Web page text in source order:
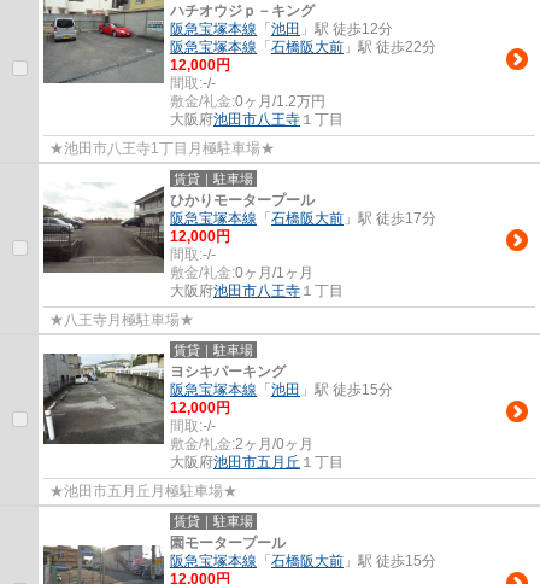
ハチオウジｐ－キング
阪急宝塚本線 「 池田 」駅 徒歩12分
阪急宝塚本線 「 石橋阪大前 」駅 徒歩22分
12,000円
間取:-/-
敷金/礼金:0ヶ月/1.2万円
大阪府池田市八王寺 １丁目
★池田市八王寺1丁目月極駐車場★
賃貸｜駐車場
ひかりモータープール
阪急宝塚本線 「 石橋阪大前 」駅 徒歩17分
12,000円
間取:-/-
敷金/礼金:0ヶ月/1ヶ月
大阪府池田市八王寺 １丁目
★八王寺月極駐車場★
賃貸｜駐車場
ヨシキパーキング
阪急宝塚本線 「 池田 」駅 徒歩15分
12,000円
間取:-/-
敷金/礼金:2ヶ月/0ヶ月
大阪府池田市五月丘 １丁目
★池田市五月丘月極駐車場★
賃貸｜駐車場
園モータープール
阪急宝塚本線 「 石橋阪大前 」駅 徒歩15分
12,000円